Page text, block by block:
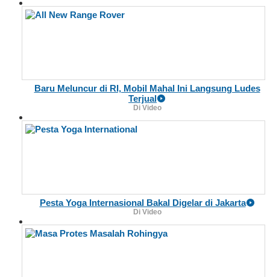
Baru Meluncur di RI, Mobil Mahal Ini Langsung Ludes
Terjual
Di Video
Pesta Yoga Internasional Bakal Digelar di Jakarta
Di Video